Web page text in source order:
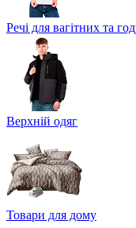
Речі для вагітних та
Верхній одяг
Товари для дому